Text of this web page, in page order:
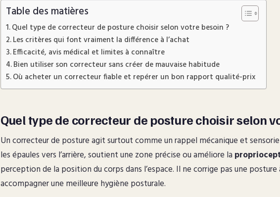
Table des matières
Quel type de correcteur de posture choisir selon votre besoin ?
Les critères qui font vraiment la différence à l’achat
Efficacité, avis médical et limites à connaître
Bien utiliser son correcteur sans créer de mauvaise habitude
Où acheter un correcteur fiable et repérer un bon rapport qualité-prix
Quel type de correcteur de posture choisir selon
Un correcteur de posture agit surtout comme un rappel mécanique et
les épaules vers l’arrière, soutient une zone précise ou améliore la
perception de la position du corps dans l’espace. Il ne corrige pas une posture
accompagner une meilleure hygiène posturale.